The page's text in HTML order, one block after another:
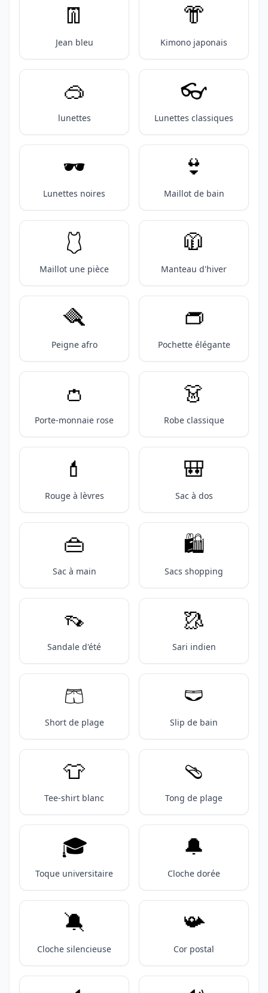
👖
Jean bleu
👘
Kimono japonais
🥽
lunettes
👓️
Lunettes classiques
🕶️
Lunettes noires
👙
Maillot de bain
🩱
Maillot une pièce
🧥
Manteau d'hiver
🪮
Peigne afro
👝
Pochette élégante
👛
Porte-monnaie rose
👗
Robe classique
💄
Rouge à lèvres
🎒
Sac à dos
👜
Sac à main
🛍️
Sacs shopping
👡
Sandale d'été
🥻
Sari indien
🩳
Short de plage
🩲
Slip de bain
👕
Tee-shirt blanc
🩴
Tong de plage
🎓️
Toque universitaire
🔔
Cloche dorée
🔕
Cloche silencieuse
📯
Cor postal